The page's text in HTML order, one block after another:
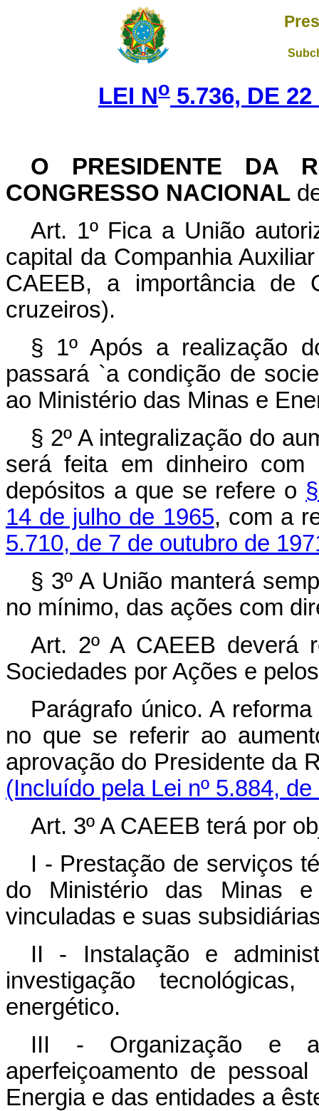
LEI No 5.736, DE
O PRESIDENTE DA
CONGRESSO NACIONAL
Art. 1º Fica a União
capital da Companhia
CAEEB, a importância de
cruzeiros).
§ 1º Após a realização
passará `a condição de
ao Ministério das Minas e
§ 2º A integralização do
será feita em dinheiro
depósitos a que se refere o
14 de julho de 1965, com a
5.710, de 7 de outubro de
§ 3º A União manterá
no mínimo, das ações com
Art. 2º A CAEEB deverá
Sociedades por Ações e
Parágrafo único. A
no que se referir ao
aprovação do Presidente
(Incluído pela Lei nº 5.884, de
Art. 3º A CAEEB terá por
I - Prestação de serviços
do Ministério das Minas
vinculadas e suas
II - Instalação e
investigação
energético.
III - Organização e
aperfeiçoamento de
Energia e das entidades a